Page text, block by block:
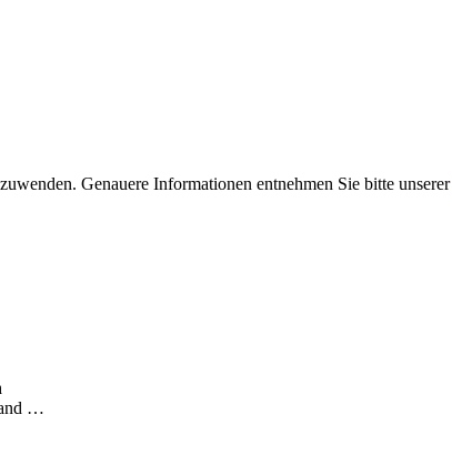
Genauere Informationen entnehmen Sie bitte unserer
…